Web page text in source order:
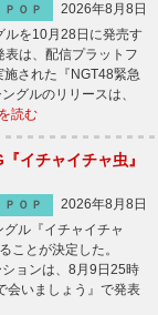
ＰＯＰ
2026年8月8日
を10月28日に発売す
は、配信プラットフ
施された『NGT48緊急
グルのリリースは、
読む
イチャイチャ虫』
ＰＯＰ
2026年8月8日
ル『イチャイチャ
ことが決定した。
ョンは、8月9日25時
会いましょう』で発表